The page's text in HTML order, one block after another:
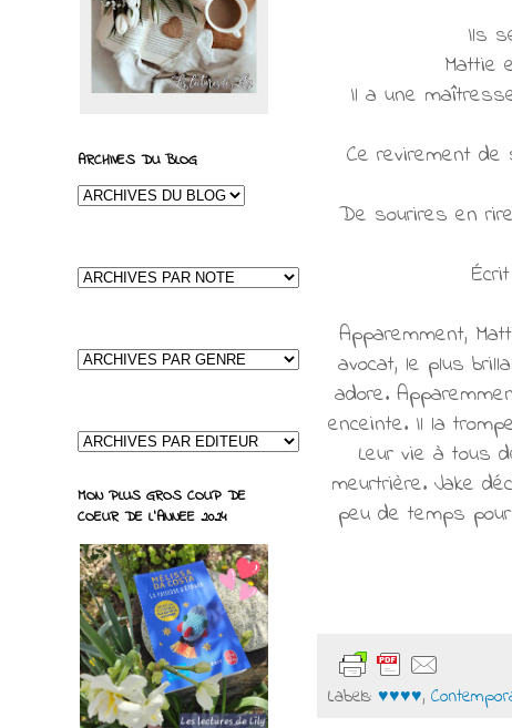
Ils
Mattie
Il a une
Ce revirement
De sourires en
Apparemment,
avocat, le plus
adore.
enceinte. Il la
Leur vie à tous
meurtrière. Jake
peu de temps
Labels: ♥♥♥♥,
ARCHIVES DU BLOG
MON PLUS GROS COUP DE
COEUR DE L'ANNEE 2024